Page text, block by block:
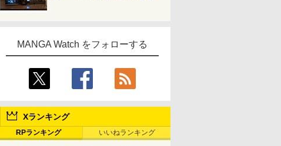
MANGA Watch をフォローする
Xランキング
RPランキング いいねランキング